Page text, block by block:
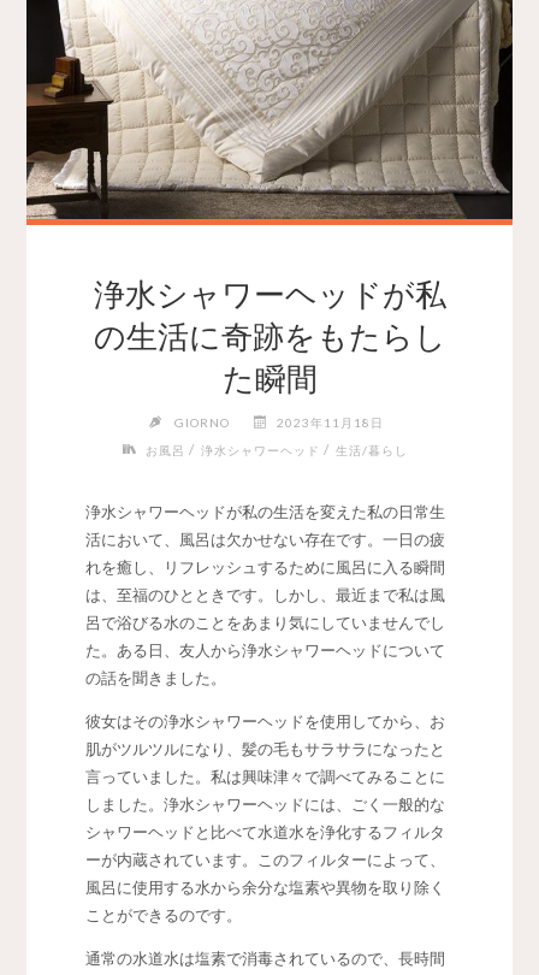
浄水シャワーヘッドが私
の生活に奇跡をもたらし
た瞬間
GIORNO
2023年11月18日
お風呂 / 浄水シャワーヘッド / 生活/暮らし
浄水シャワーヘッドが私の生活を変えた私の日常生
活において、風呂は欠かせない存在です。 一日の疲
れを癒し、リフレッシュするために風呂に入る瞬間
は、至福のひとときです。しかし、最近まで私は風
呂で浴びる水のことをあまり気にしていませんでし
た。ある日、友人から浄水シャワーヘッドについて
の話を聞きました。
彼女はその浄水シャワーヘッドを使用してから、お
肌がツルツルになり、髪の毛もサラサラになったと
言っていました。私は興味津々で調べてみることに
しました。浄水シャワーヘッドには、ごく一般的な
シャワーヘッドと比べて水道水を浄化するフィルタ
ーが内蔵されています。このフィルターによって、
風呂に使用する水から余分な塩素や異物を取り除く
ことができるのです。
通常の水道水は塩素で消毒されているので、長時間